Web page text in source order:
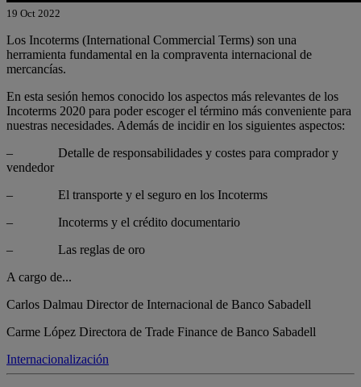
19 Oct 2022
Los Incoterms (International Commercial Terms) son una
herramienta fundamental en la compraventa internacional de
mercancías.
En esta sesión hemos conocido los aspectos más relevantes de los
Incoterms 2020 para poder escoger el término más conveniente para
nuestras necesidades. Además de incidir en los siguientes aspectos:
– Detalle de responsabilidades y costes para comprador y
vendedor
– El transporte y el seguro en los Incoterms
– Incoterms y el crédito documentario
– Las reglas de oro
A cargo de...
Carlos Dalmau Director de Internacional de Banco Sabadell
Carme López Directora de Trade Finance de Banco Sabadell
Internacionalización